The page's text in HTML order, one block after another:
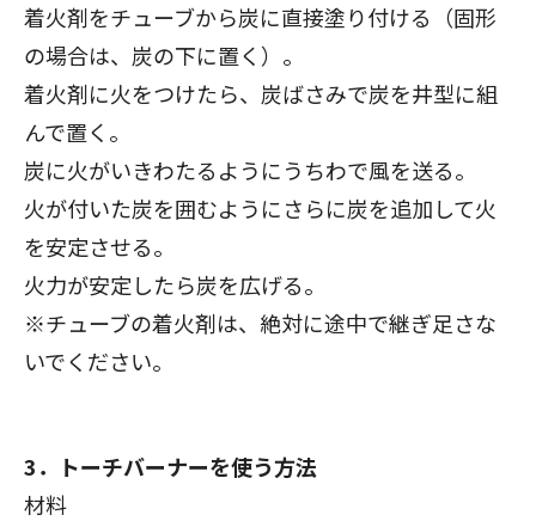
着火剤をチューブから炭に直接塗り付ける（固形
の場合は、炭の下に置く）。
着火剤に火をつけたら、炭ばさみで炭を井型に組
んで置く。
炭に火がいきわたるようにうちわで風を送る。
火が付いた炭を囲むようにさらに炭を追加して火
を安定させる。
火力が安定したら炭を広げる。
※チューブの着火剤は、絶対に途中で継ぎ足さな
いでください。
3．トーチバーナーを使う方法
材料